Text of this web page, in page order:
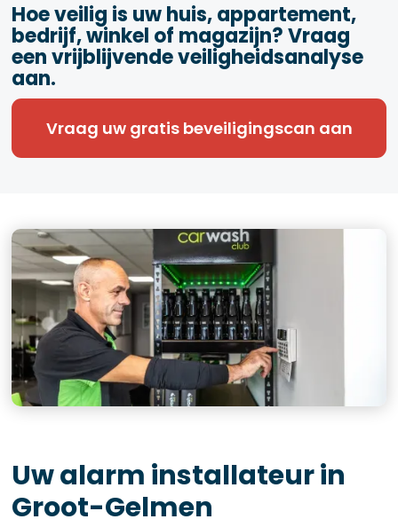
Hoe veilig is uw huis, appartement,
bedrijf, winkel of magazijn? Vraag
een vrijblijvende veiligheidsanalyse
aan.
Vraag uw gratis beveiligingscan aan
Uw alarm installateur in
Groot-Gelmen